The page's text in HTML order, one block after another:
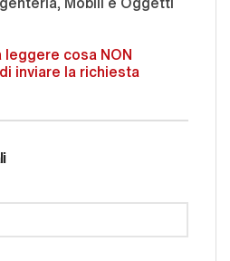
leggere cosa NON
inviare la richiesta